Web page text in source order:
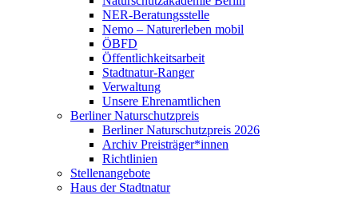
NER-Beratungsstelle
Nemo – Naturerleben mobil
ÖBFD
Öffentlichkeitsarbeit
Stadtnatur-Ranger
Verwaltung
Unsere Ehrenamtlichen
Berliner Naturschutzpreis
Berliner Naturschutzpreis 2026
Archiv Preisträger*innen
Richtlinien
Stellenangebote
Haus der Stadtnatur